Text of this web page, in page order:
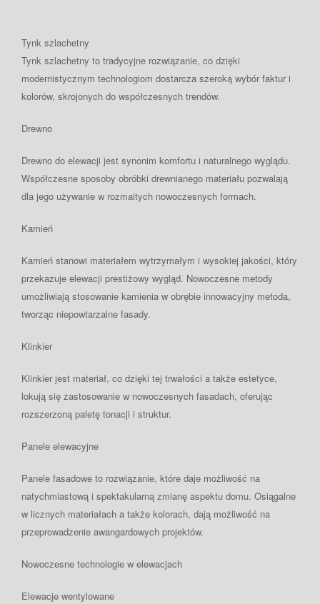
Tynk szlachetny
Tynk szlachetny to tradycyjne rozwiązanie, co dzięki
modernistycznym technologiom dostarcza szeroką wybór faktur i
kolorów, skrojonych do współczesnych trendów.
Drewno
Drewno do elewacji jest synonim komfortu i naturalnego wyglądu.
Współczesne sposoby obróbki drewnianego materiału pozwalają
dla jego używanie w rozmaitych nowoczesnych formach.
Kamień
Kamień stanowi materiałem wytrzymałym i wysokiej jakości, który
przekazuje elewacji prestiżowy wygląd. Nowoczesne metody
umożliwiają stosowanie kamienia w obrębie innowacyjny metoda,
tworząc niepowtarzalne fasady.
Klinkier
Klinkier jest materiał, co dzięki tej trwałości a także estetyce,
lokują się zastosowanie w nowoczesnych fasadach, oferując
rozszerzoną paletę tonacji i struktur.
Panele elewacyjne
Panele fasadowe to rozwiązanie, które daje możliwość na
natychmiastową i spektakularną zmianę aspektu domu. Osiągalne
w licznych materiałach a także kolorach, dają możliwość na
przeprowadzenie awangardowych projektów.
Nowoczesne technologie w elewacjach
Elewacje wentylowane